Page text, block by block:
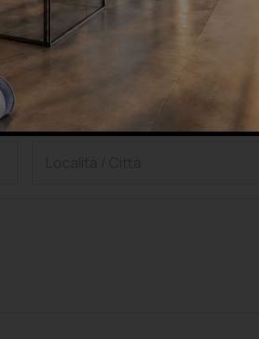
gratuita